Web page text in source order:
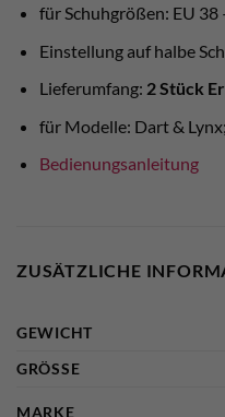
für Schuhgrößen: EU 38
Einstellung auf halbe
Lieferumfang: 2 Stück
für Modelle: Dart & Lynx;
Bedienungsanleitung
ZUSÄTZLICHE
GEWICHT
GRÖSSE
MARKE